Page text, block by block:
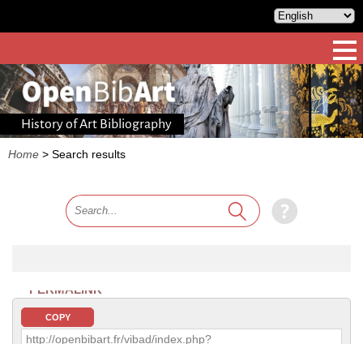
History of Art Bibliography
Home > Search results
PERMALINK
COPY
http://openbibart.fr/vibad/index.php?